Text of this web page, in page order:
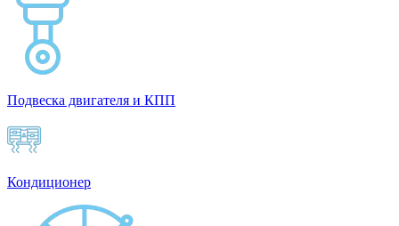
Подвеска двигателя и КПП
Кондиционер